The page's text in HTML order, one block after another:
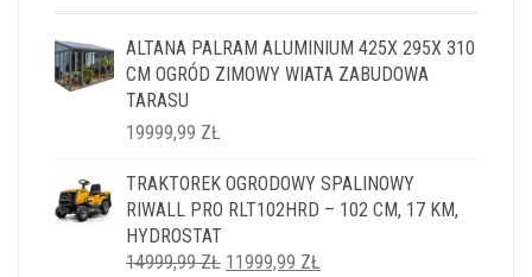
ALTANA PALRAM ALUMINIUM 425X 295X 310
CM OGRÓD ZIMOWY WIATA ZABUDOWA
TARASU
19999,99 ZŁ
TRAKTOREK OGRODOWY SPALINOWY
RIWALL PRO RLT102HRD – 102 CM, 17 KM,
HYDROSTAT
14999,99ZŁ PIERWOTNA
11999,99 ZŁ